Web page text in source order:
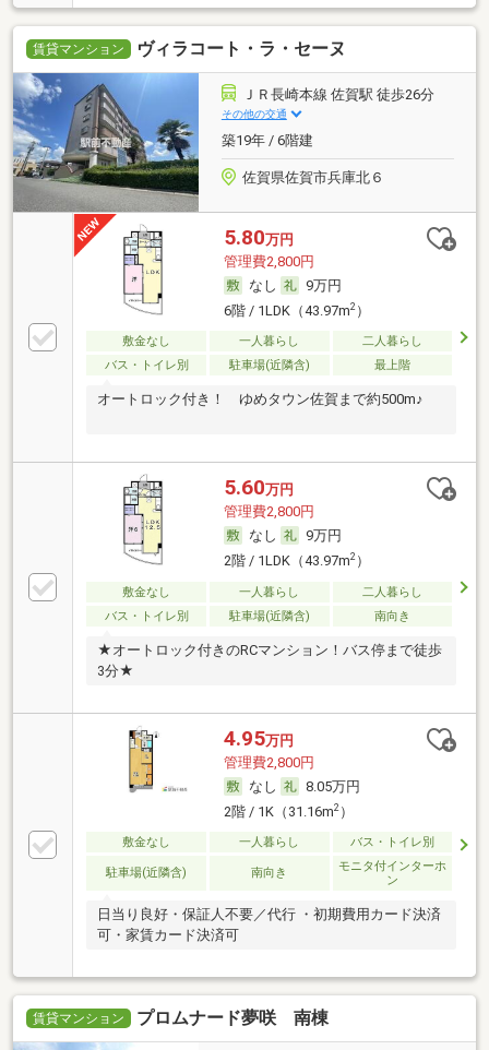
賃貸マンション ヴィラコート・ラ・セーヌ
ＪＲ長崎本線 佐賀駅 徒歩26分
その他の交通
築19年 / 6階建
佐賀県佐賀市兵庫北６
5.80万円
管理費2,800円
なし
9万円
6階 / 1LDK（43.97m2）
敷金なし 一人暮らし
二人暮らし
バス・トイレ別
駐車場(近隣含) 最上階
オートロック付き！ ゆめタウン佐賀まで約500m♪
5.60万円
管理費2,800円
なし
9万円
2階 / 1LDK（43.97m2）
敷金なし 一人暮らし
二人暮らし
バス・トイレ別
駐車場(近隣含) 南向き
★オートロック付きのRCマンション！バス停まで徒歩
3分★
4.95万円
管理費2,800円
なし
8.05万円
2階 / 1K（31.16m2）
敷金なし 一人暮らし バス・トイレ別
駐車場(近隣含) 南向き
モニタ付インターホ
ン
日当り良好・保証人不要／代行 ・初期費用カード決済
可・家賃カード決済可
賃貸マンション プロムナード夢咲 南棟